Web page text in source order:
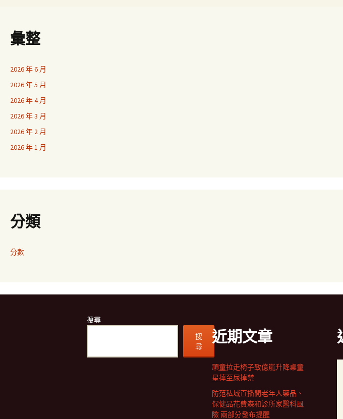
彙整
2026 年 6 月
2026 年 5 月
2026 年 4 月
2026 年 3 月
2026 年 2 月
2026 年 1 月
分類
分數
搜尋
搜
尋
近期文章
頑童拉走椅子致億嵐升降桌童
星摔至尿掉禁
防范私域直播間老年人藥品、
保健品花費森和診所家醫科風
險 兩部分發布提醒